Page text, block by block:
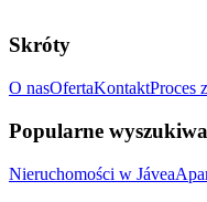
Skróty
O nasOfertaKontaktProces
Popularne
Nieruchomości w Jávea